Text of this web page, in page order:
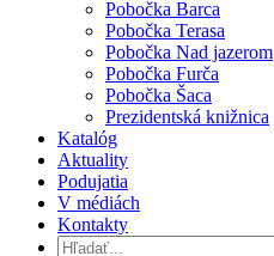
Pobočka Barca
Pobočka Terasa
Pobočka Nad jazerom
Pobočka Furča
Pobočka Šaca
Prezidentská knižnica
Katalóg
Aktuality
Podujatia
V médiách
Kontakty
Hľadať: